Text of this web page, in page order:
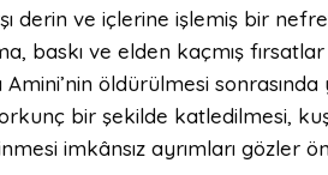
derin ve içlerine işlemiş bir
baskı ve elden kaçmış
Amini’nin öldürülmesi
bir şekilde katledilmesi,
imkânsız ayrımları gözler